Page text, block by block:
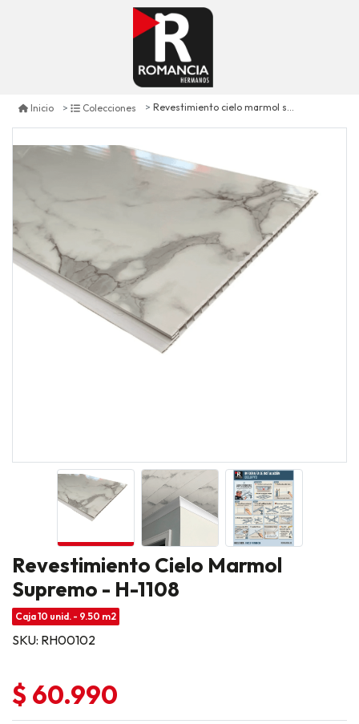
Inicio Colecciones Revestimiento cielo marmol supremo - h-1108
Revestimiento Cielo Marmol
Supremo - H-1108
Caja 10 unid. - 9.50 m2
SKU: RH00102
$ 60.990